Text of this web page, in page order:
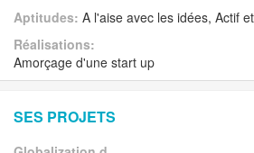
Aptitudes: A l'aise avec les idées, Actif
Réalisations:
Amorçage d'une start up
SES PROJETS